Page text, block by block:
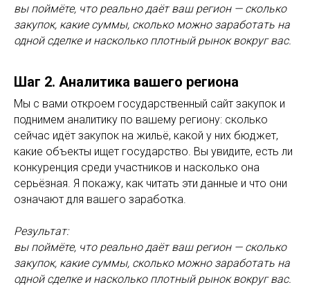
вы поймёте, что реально даёт ваш регион — сколько
закупок, какие суммы, сколько можно заработать на
одной сделке и насколько плотный рынок вокруг вас.
Шаг 2. Аналитика вашего региона
Мы с вами откроем государственный сайт закупок и
поднимем аналитику по вашему региону: сколько
сейчас идёт закупок на жильё, какой у них бюджет,
какие объекты ищет государство. Вы увидите, есть ли
конкуренция среди участников и насколько она
серьёзная. Я покажу, как читать эти данные и что они
означают для вашего заработка.
Результат:
вы поймёте, что реально даёт ваш регион — сколько
закупок, какие суммы, сколько можно заработать на
одной сделке и насколько плотный рынок вокруг вас.